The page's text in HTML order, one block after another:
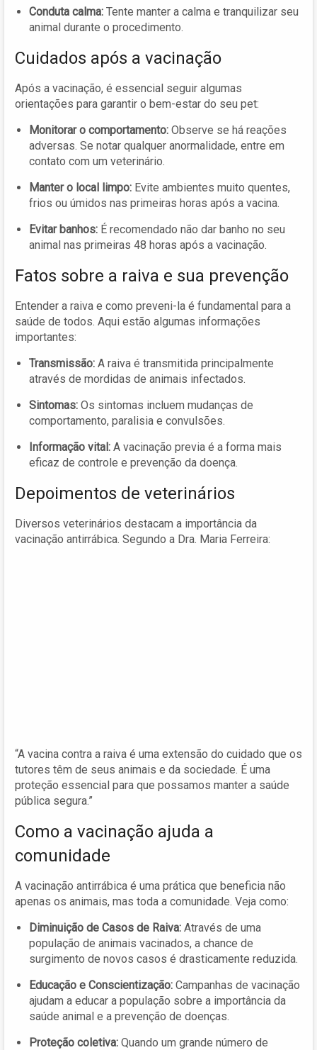
Conduta calma: Tente manter a calma e tranquilizar seu
animal durante o procedimento.
Cuidados após a vacinação
Após a vacinação, é essencial seguir algumas
orientações para garantir o bem-estar do seu pet:
Monitorar o comportamento: Observe se há reações
adversas. Se notar qualquer anormalidade, entre em
contato com um veterinário.
Manter o local limpo: Evite ambientes muito quentes,
frios ou úmidos nas primeiras horas após a vacina.
Evitar banhos: É recomendado não dar banho no seu
animal nas primeiras 48 horas após a vacinação.
Fatos sobre a raiva e sua prevenção
Entender a raiva e como preveni-la é fundamental para a
saúde de todos. Aqui estão algumas informações
importantes:
Transmissão: A raiva é transmitida principalmente
através de mordidas de animais infectados.
Sintomas: Os sintomas incluem mudanças de
comportamento, paralisia e convulsões.
Informação vital: A vacinação previa é a forma mais
eficaz de controle e prevenção da doença.
Depoimentos de veterinários
Diversos veterinários destacam a importância da
vacinação antirrábica. Segundo a Dra. Maria Ferreira:
“A vacina contra a raiva é uma extensão do cuidado que os
tutores têm de seus animais e da sociedade. É uma
proteção essencial para que possamos manter a saúde
pública segura.”
Como a vacinação ajuda a
comunidade
A vacinação antirrábica é uma prática que beneficia não
apenas os animais, mas toda a comunidade. Veja como:
Diminuição de Casos de Raiva: Através de uma
população de animais vacinados, a chance de
surgimento de novos casos é drasticamente reduzida.
Educação e Conscientização: Campanhas de vacinação
ajudam a educar a população sobre a importância da
saúde animal e a prevenção de doenças.
Proteção coletiva: Quando um grande número de